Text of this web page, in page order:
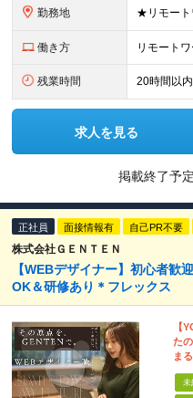
勤務地
働き方 リモート
残業時間 20時間以内
求人を見る
掲載終了予
正社員 面接情報有 自己PR不要
株式会社ＧＥＮＴＥＮ
【WEBデザイナー】初⼼者
OK＆研修あり＊フレックス
【
た
まる
未